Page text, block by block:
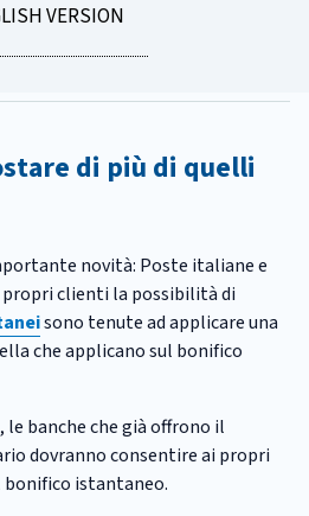
VERSION
di più di quelli
novità: Poste italiane e
propri clienti la possibilità di
sono tenute ad applicare una
che applicano sul bonifico
le banche che già offrono il
dovranno consentire ai propri
bonifico istantaneo.